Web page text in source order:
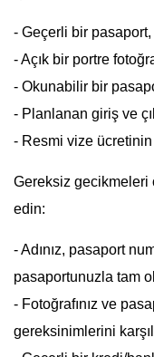
- Geçerli bir pasaport,
- Açık bir portre
- Okunabilir bir
- Planlanan giriş ve
- Resmi vize
Gereksiz gecikmeleri
edin:
- Adınız, pasaport
pasaportunuzla tam
- Fotoğrafınız ve
gereksinimlerini